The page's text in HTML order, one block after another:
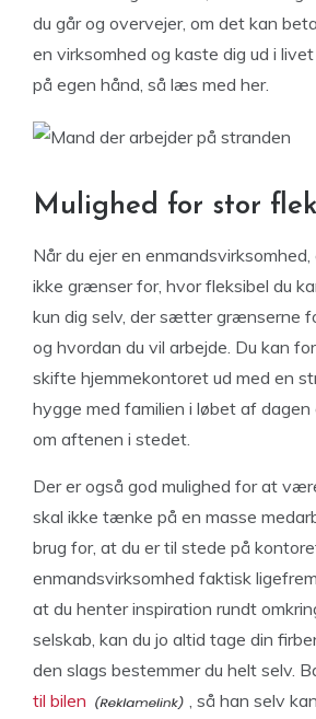
du går og overvejer, om det kan
en virksomhed og kaste dig ud i
på egen hånd, så læs med her.
Mulighed for stor
Når du ejer en
ikke grænser for, hvor fleksibel du
kun dig selv, der sætter grænserne
og hvordan du vil arbejde. Du kan
skifte hjemmekontoret ud med en
hygge med familien i løbet af
om aftenen i stedet.
Der er også god mulighed for at
skal ikke tænke på en masse
brug for, at du er til stede på
enmandsvirksomhed faktisk
at du henter inspiration rundt
selskab, kan du jo altid tage din
den slags bestemmer du helt selv.
til bilen
, så han selv